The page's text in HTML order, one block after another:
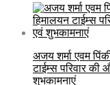
अजय शर्मा एवम
टाईम्स परिवार की
शुभकामनाएं